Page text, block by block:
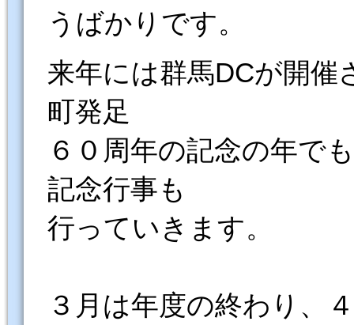
うばかりです。
来年には群馬DCが開催
町発足
６０周年の記念の年で
記念行事も
行っていきます。
３月は年度の終わり、